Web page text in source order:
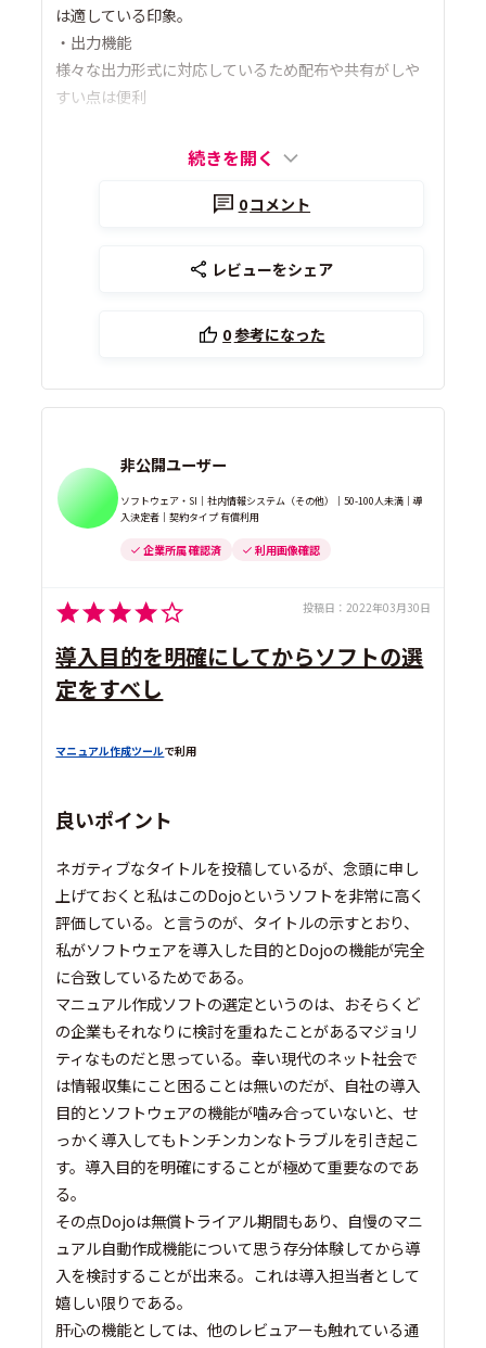
は適している印象。
・出力機能
様々な出力形式に対応しているため配布や共有がしや
すい点は便利
続きを開く
0コメント
レビューをシェア
0参考になった
非公開ユーザー
ソフトウェア・SI｜社内情報システム（その他）｜50-100人未満｜導
入決定者｜契約タイプ 有償利用
企業所属 確認済 利用画像確認
投稿日： 2022年03月30日
導入目的を明確にしてからソフトの選
定をすべし
マニュアル作成ツールで利用
良いポイント
ネガティブなタイトルを投稿しているが、念頭に申し
上げておくと私はこのDojoというソフトを非常に高く
評価している。と言うのが、タイトルの示すとおり、
私がソフトウェアを導入した目的とDojoの機能が完全
に合致しているためである。
マニュアル作成ソフトの選定というのは、おそらくど
の企業もそれなりに検討を重ねたことがあるマジョリ
ティなものだと思っている。幸い現代のネット社会で
は情報収集にこと困ることは無いのだが、自社の導入
目的とソフトウェアの機能が噛み合っていないと、せ
っかく導入してもトンチンカンなトラブルを引き起こ
す。導入目的を明確にすることが極めて重要なのであ
る。
その点Dojoは無償トライアル期間もあり、自慢のマニ
ュアル自動作成機能について思う存分体験してから導
入を検討することが出来る。これは導入担当者として
嬉しい限りである。
肝心の機能としては、他のレビュアーも触れている通